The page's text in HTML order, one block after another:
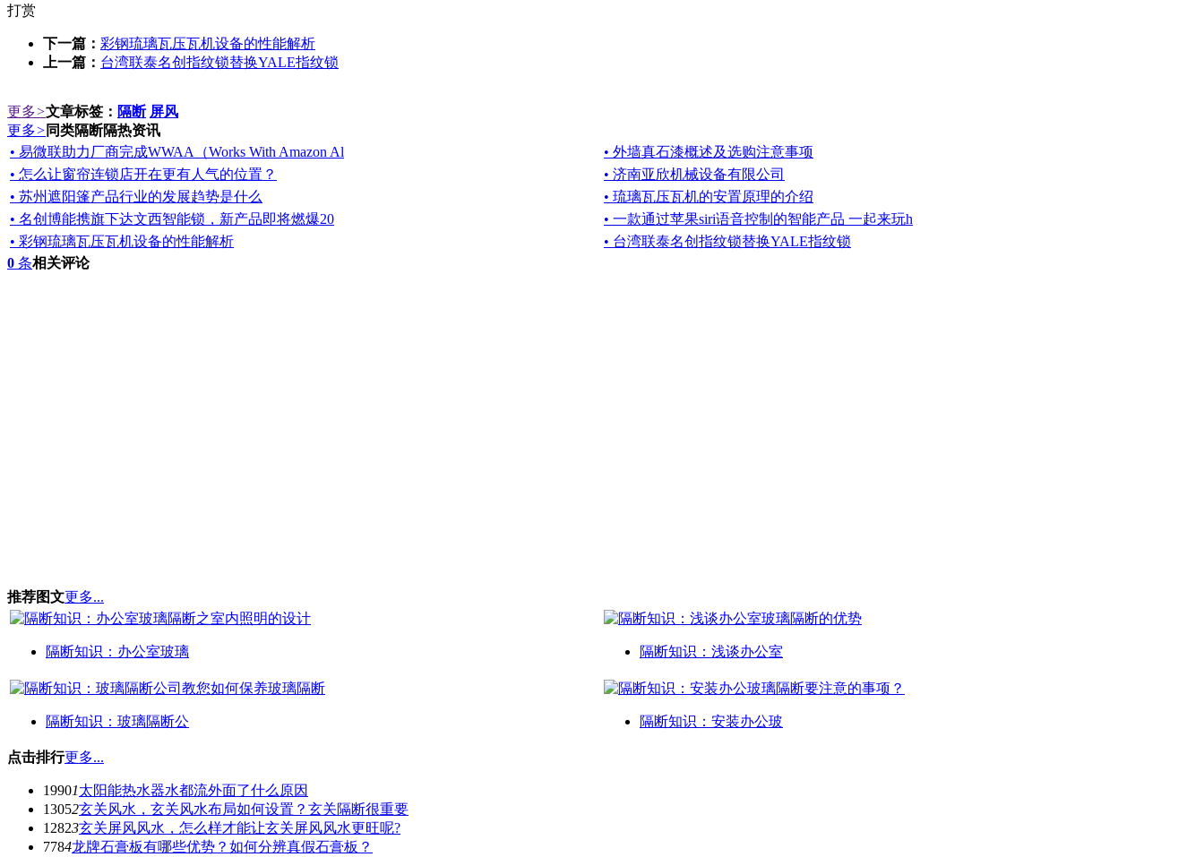
打赏
下一篇： 彩钢琉璃瓦压瓦机设备的性能解析
上一篇： 台湾联泰名创指纹锁替换YALE指纹锁
更多>文章标签： 隔断 屏风
更多> 同类隔断隔热资讯
• 易微联助力厂商完成WWAA（Works With Amazon Al
• 外墙真石漆概述及选购注意事项
• 怎么让窗帘连锁店开在更有人气的位置？
• 济南亚欣机械设备有限公司
• 苏州遮阳篷产品行业的发展趋势是什么
• 琉璃瓦压瓦机的安置原理的介绍
• 名创博能携旗下达文西智能锁，新产品即将燃爆20
• 一款通过苹果siri语音控制的智能产品 一起来玩h
• 彩钢琉璃瓦压瓦机设备的性能解析
• 台湾联泰名创指纹锁替换YALE指纹锁
0 条相关评论
推荐图文更多...
隔断知识：办公室玻璃 隔断知识：浅谈办公室
隔断知识：玻璃隔断公 隔断知识：安装办公玻
点击排行更多...
19901太阳能热水器水都流外面了什么原因
13052玄关风水，玄关风水布局如何设置？玄关隔断很重要
12823玄关屏风风水，怎么样才能让玄关屏风风水更旺呢?
7784龙牌石膏板有哪些优势？如何分辨真假石膏板？